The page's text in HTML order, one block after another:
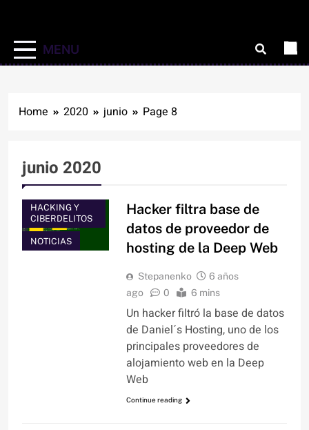
MENU
Home 2020 junio Page 8
junio 2020
HACKING Y
CIBERDELITOS
NOTICIAS
Hacker filtra base de
datos de proveedor de
hosting de la Deep Web
Stepanenko
6 años
ago
0 6 mins
Un hacker filtró la base de datos
de Daniel´s Hosting, uno de los
principales proveedores de
alojamiento web en la Deep
Web
Continue reading